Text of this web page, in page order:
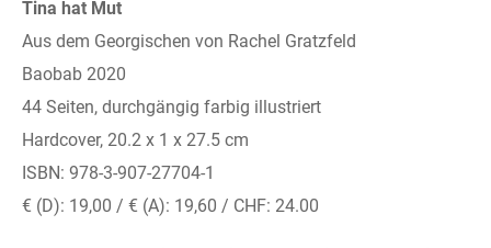
Tina hat Mut
Aus dem Georgischen von Rachel Gratzfeld
Baobab 2020
44 Seiten, durchgängig farbig illustriert
Hardcover, 20.2 x 1 x 27.5 cm
ISBN: 978-3-907-27704-1
€ (D): 19,00 / € (A): 19,60 / CHF: 24.00